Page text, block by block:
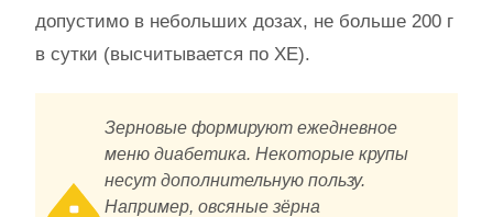
допустимо в небольших дозах, не больше 200 г
в сутки (высчитывается по ХЕ).
Зерновые формируют ежедневное
меню диабетика. Некоторые крупы
несут дополнительную пользу.
Например, овсяные зёрна